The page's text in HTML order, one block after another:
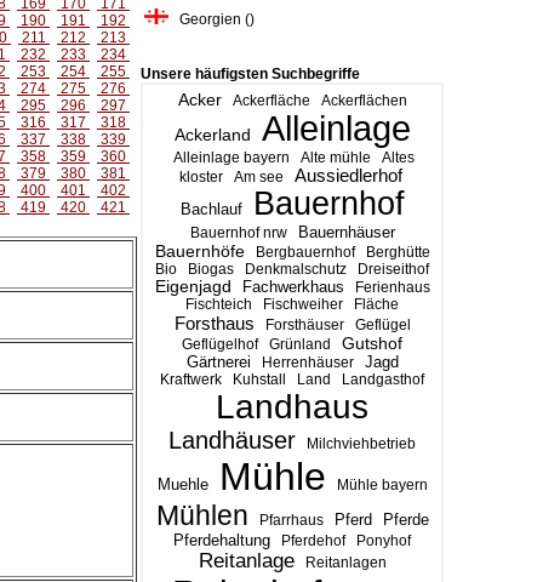
Georgien ()
Unsere häufigsten Suchbegriffe
Acker Ackerfläche Ackerflächen
Ackerland Alleinlage
Alleinlage bayern Alte mühle
Altes
kloster
Am see Aussiedlerhof
Bachlauf Bauernhof
Bauernhof nrw Bauernhäuser
Bauernhöfe Bergbauernhof
Berghütte
Bio
Biogas Denkmalschutz Dreiseithof
Eigenjagd Fachwerkhaus
Ferienhaus
Fischteich
Fischweiher Fläche
Forsthaus Forsthäuser
Geflügel
Geflügelhof
Grünland
Gutshof
Gärtnerei
Herrenhäuser Jagd
Kraftwerk Kuhstall Land Landgasthof
Landhaus
Landhäuser Milchviehbetrieb
Muehle Mühle Mühle bayern
Mühlen Pfarrhaus Pferd Pferde
Pferdehaltung Pferdehof Ponyhof
Reitanlage Reitanlagen
169 170
171
190 191
192
211 212
213
232 233
234
253 254
255
274 275
276
295 296
297
316 317
318
337 338
339
358 359
360
379 380
381
400 401
402
419 420 421